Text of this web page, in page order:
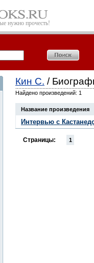
нужно прочесть!
Кин С. /
Найдено произведений: 1
Название произведения
Интервью с
Страницы: 1